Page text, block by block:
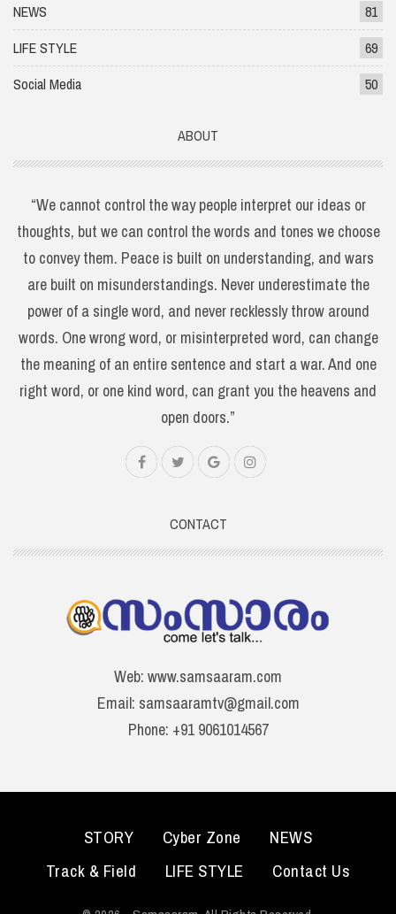
NEWS
81
LIFE STYLE
69
Social Media
50
ABOUT
“We cannot control the way people interpret our ideas or
thoughts, but we can control the words and tones we choose
to convey them. Peace is built on understanding, and wars
are built on misunderstandings. Never underestimate the
power of a single word, and never recklessly throw around
words. One wrong word, or misinterpreted word, can change
the meaning of an entire sentence and start a war. And one
right word, or one kind word, can grant you the heavens and
open doors.”
CONTACT
Web: www.samsaaram.com
Email: samsaaramtv@gmail.com
Phone: +91 9061014567
STORY Cyber Zone
NEWS
Track & Field
LIFE STYLE Contact Us